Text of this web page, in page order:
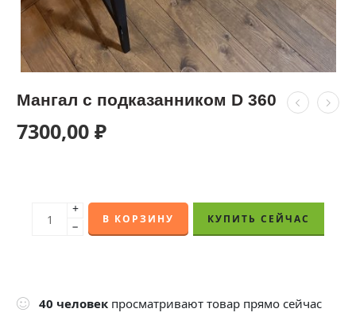
Мангал с подказанником D 360
7300,00 ₽
+
−
В КОРЗИНУ КУПИТЬ СЕЙЧАС
40 человек просматривают товар прямо сейчас